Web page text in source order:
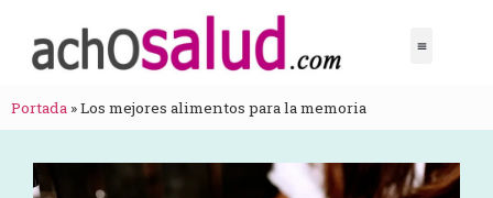
Portada »Los mejores alimentos para la memoria